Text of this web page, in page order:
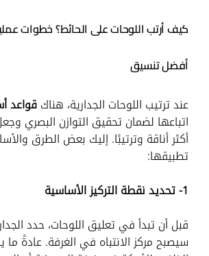
كيف أرتب اللوحات على الحائط؟ خطوات
أفضل تنسيق
عند ترتيب اللوحات الجدارية، هناكقواعد
اتباعها لضمان تحقيق التوازن البصري
أكثر أناقة وترتيبًا. إليك بعض الطرق
تطبيقها:
1- تحديد نقطة التركيز الأساسية
قبل أن تبدأ في تعليق اللوحات، حدد
سيصبح مركز الانتباه في الغرفة. عادةً ما